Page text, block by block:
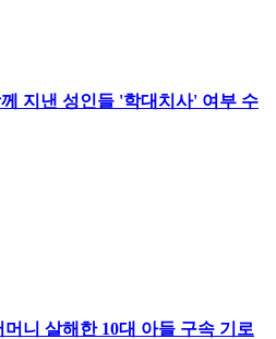
지낸 성인들 '학대치사' 여부 수
니 살해한 10대 아들 구속 기로